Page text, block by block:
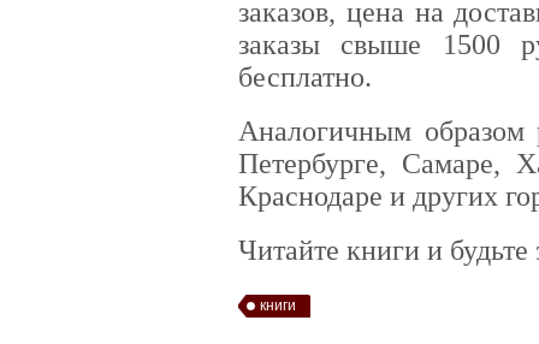
заказов, цена на
заказы свыше 1500
бесплатно.
Аналогичным
Петербурге, Самаре,
Краснодаре и других
Читайте книги и
книги